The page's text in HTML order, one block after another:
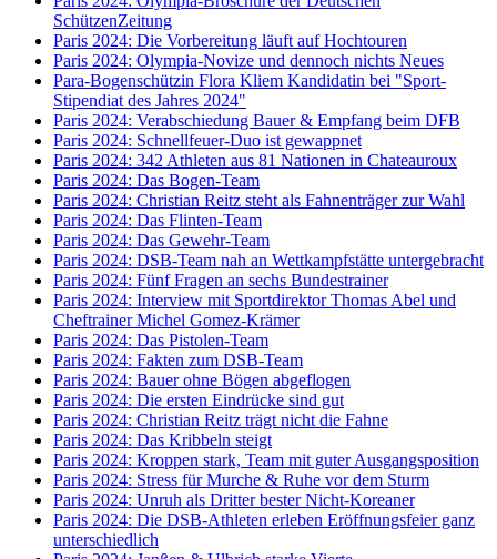
SchützenZeitung
Paris 2024: Die Vorbereitung läuft auf Hochtouren
Paris 2024: Olympia-Novize und dennoch nichts Neues
Para-Bogenschützin Flora Kliem Kandidatin bei "Sport-
Stipendiat des Jahres 2024"
Paris 2024: Verabschiedung Bauer & Empfang beim DFB
Paris 2024: Schnellfeuer-Duo ist gewappnet
Paris 2024: 342 Athleten aus 81 Nationen in Chateauroux
Paris 2024: Das Bogen-Team
Paris 2024: Christian Reitz steht als Fahnenträger zur Wahl
Paris 2024: Das Flinten-Team
Paris 2024: Das Gewehr-Team
Paris 2024: DSB-Team nah an Wettkampfstätte untergebracht
Paris 2024: Fünf Fragen an sechs Bundestrainer
Paris 2024: Interview mit Sportdirektor Thomas Abel und
Cheftrainer Michel Gomez-Krämer
Paris 2024: Das Pistolen-Team
Paris 2024: Fakten zum DSB-Team
Paris 2024: Bauer ohne Bögen abgeflogen
Paris 2024: Die ersten Eindrücke sind gut
Paris 2024: Christian Reitz trägt nicht die Fahne
Paris 2024: Das Kribbeln steigt
Paris 2024: Kroppen stark, Team mit guter Ausgangsposition
Paris 2024: Stress für Murche & Ruhe vor dem Sturm
Paris 2024: Unruh als Dritter bester Nicht-Koreaner
Paris 2024: Die DSB-Athleten erleben Eröffnungsfeier ganz
unterschiedlich